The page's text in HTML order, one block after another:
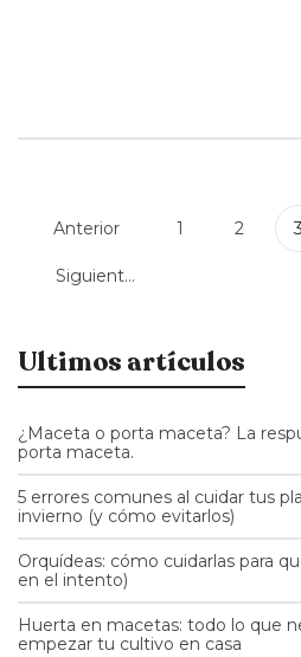
Anterior 1 2 3
Siguiente
Ultimos artículos
¿Maceta o porta maceta? La
porta maceta.
5 errores comunes al cuidar tus
invierno (y cómo evitarlos)
Orquídeas: cómo cuidarlas para
en el intento)
Huerta en macetas: todo lo que
empezar tu cultivo en casa